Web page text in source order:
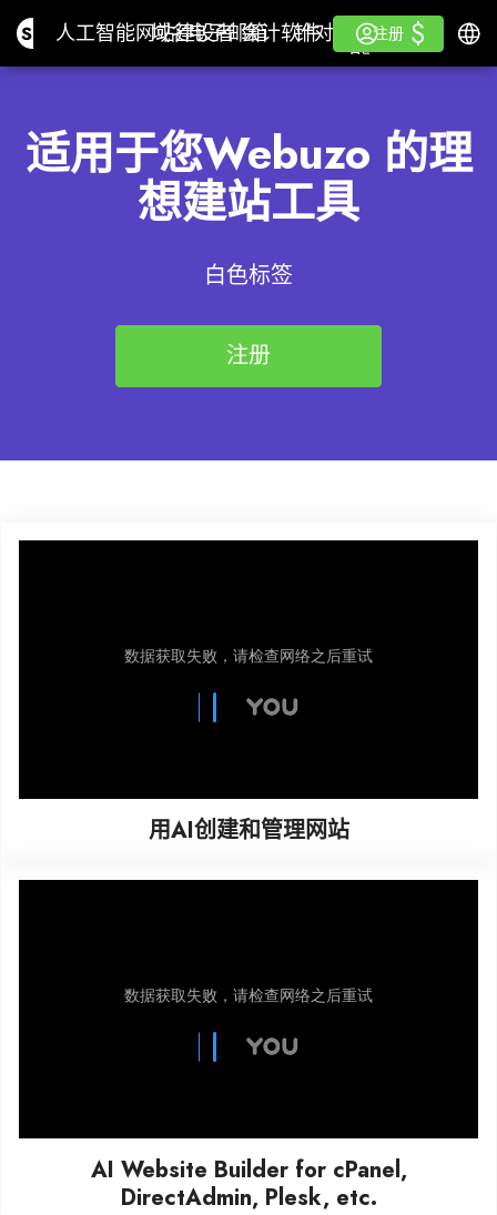
Site.pro人工智能网站建设者
人工智能网站建设者
域名
域名电子邮箱
电子邮箱会计软件
会计软件针对分销商白色标签
针对分销商
白色标签
学习
学习
注册
注册
登录 $
$ 简体
适用于您Webuzo 的理
想建站工具
白色标签
注册
用AI创建和管理网站
AI Website Builder for cPanel,
DirectAdmin, Plesk, etc.